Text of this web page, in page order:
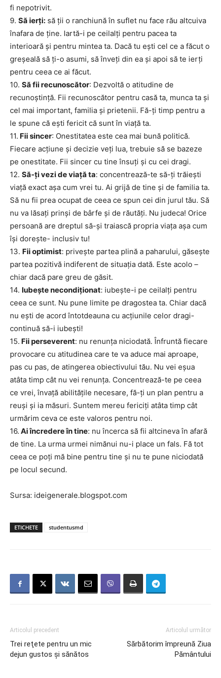
fi nepotrivit.
9. Să ierţi: să ţii o ranchiună în suflet nu face rău altcuiva
înafara de ţine. Iartă-i pe ceilalţi pentru pacea ta
interioară şi pentru mintea ta. Dacă tu eşti cel ce a făcut o
greşeală să ţi-o asumi, să înveţi din ea şi apoi să te ierţi
pentru ceea ce ai făcut.
10. Să fii recunoscător: Dezvoltă o atitudine de
recunoştinţă. Fii recunoscător pentru casă ta, munca ta şi
cel mai important, familia şi prietenii. Fă-ţi timp pentru a
le spune că eşti fericit că sunt în viaţă ta.
11. Fii sincer: Onestitatea este cea mai bună politică.
Fiecare acţiune şi decizie veţi lua, trebuie să se bazeze
pe onestitate. Fii sincer cu tine însuţi şi cu cei dragi.
12. Să-ţi vezi de viaţă ta: concentrează-te să-ţi trăieşti
viaţă exact aşa cum vrei tu. Ai grijă de tine şi de familia ta.
Să nu fii prea ocupat de ceea ce spun cei din jurul tău. Să
nu va lăsaţi prinşi de bârfe şi de răutăţi. Nu judeca! Orice
persoană are dreptul să-şi traiască propria viaţa aşa cum
își doreşte- inclusiv tu!
13. Fii optimist: priveşte partea plină a paharului, găseşte
partea pozitivă indiferent de situaţia dată. Este acolo –
chiar dacă pare greu de găsit.
14. Iubeşte necondiţionat: iubeşte-i pe ceilalţi pentru
ceea ce sunt. Nu pune limite pe dragostea ta. Chiar dacă
nu eşti de acord întotdeauna cu acţiunile celor dragi-
continuă să-i iubeşti!
15. Fii perseverent: nu renunţa niciodată. Înfruntă fiecare
provocare cu atitudinea care te va aduce mai aproape,
pas cu pas, de atingerea obiectivului tău. Nu vei eşua
atâta timp cât nu vei renunţa. Concentrează-te pe ceea
ce vrei, învaţă abilităţile necesare, fă-ţi un plan pentru a
reuşi şi ia măsuri. Suntem mereu fericiţi atâta timp cât
urmărim ceva ce este valoros pentru noi.
16. Ai încredere în tine: nu încerca să fii altcineva în afară
de tine. La urma urmei nimănui nu-i place un fals. Fă tot
ceea ce poţi mă bine pentru tine şi nu te pune niciodată
pe locul secund.
Sursa: ideigenerale.blogspot.com
ETICHETE studentusmd
Articolul precedent
Trei reţete pentru un mic
dejun gustos şi sănătos
Articolul următor
Sărbătorim împreună Ziua
Pământului